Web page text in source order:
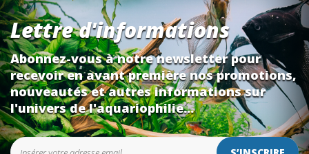
Lettre d'informations
Abonnez-vous à notre newsletter pour
recevoir en avant première nos promotions,
nouveautés et autres informations sur
l'univers de l'aquariophilie...